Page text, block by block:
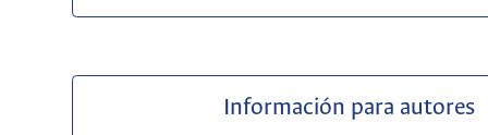
Información para autores